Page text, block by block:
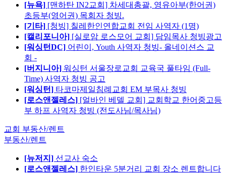
[뉴욕] [맨하탄 IN2교회] 차세대총괄, 영유아부(한어권)
초등부(영어권) 목회자 청빙.
[기타] [청빙] 칠레한인연합교회 전임 사역자 (1명)
[캘리포니아] [실로암 로스모어 교회] 담임목사 청빙광고
[워싱턴DC] 어린이, Youth 사역자 청빙- 올네이션스 교
회 -
[버지니아] 워싱턴 서울장로교회 교육국 풀타임 (Full-
Time) 사역자 청빙 공고
[워싱턴] 타코마제일침례교회 EM 부목사 청빙
[로스앤젤레스] [얼바인 베델 교회] 교회학교 한어중고등
부 하프 사역자 청빙 (전도사님/목사님)
교회 부동산/렌트
부동산/렌트
[뉴저지] 선교사 숙소
[로스앤젤레스] 한인타운 5분거리 교회 장소 렌트합니다